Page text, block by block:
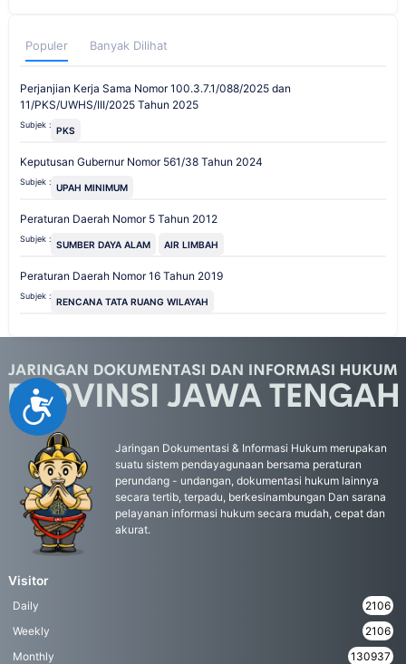
Accessibility
Populer Banyak Dilihat
Perjanjian Kerja Sama Nomor 100.3.7.1/088/2025 dan
11/PKS/UWHS/III/2025 Tahun 2025
Subjek : PKS
Keputusan Gubernur Nomor 561/38 Tahun 2024
Subjek : UPAH MINIMUM
Peraturan Daerah Nomor 5 Tahun 2012
Subjek : SUMBER DAYA ALAM AIR LIMBAH
Peraturan Daerah Nomor 16 Tahun 2019
Subjek : RENCANA TATA RUANG WILAYAH
Jaringan Dokumentasi & Informasi Hukum merupakan
suatu sistem pendayagunaan bersama peraturan
perundang - undangan, dokumentasi hukum lainnya
secara tertib, terpadu, berkesinambungan Dan sarana
pelayanan informasi hukum secara mudah, cepat dan
akurat.
Visitor
Daily
2106
Weekly
2106
Monthly
130937